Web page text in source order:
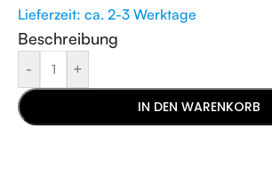
Lieferzeit: ca. 2-3 Werktage
Beschreibung
- +
IN DEN WARENKORB